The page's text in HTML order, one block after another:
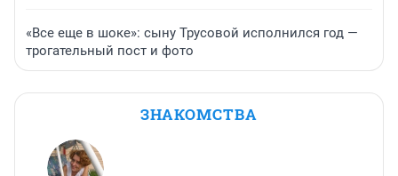
«Все еще в шоке»: сыну Трусовой исполнился год —
трогательный пост и фото
ЗНАКОМСТВА